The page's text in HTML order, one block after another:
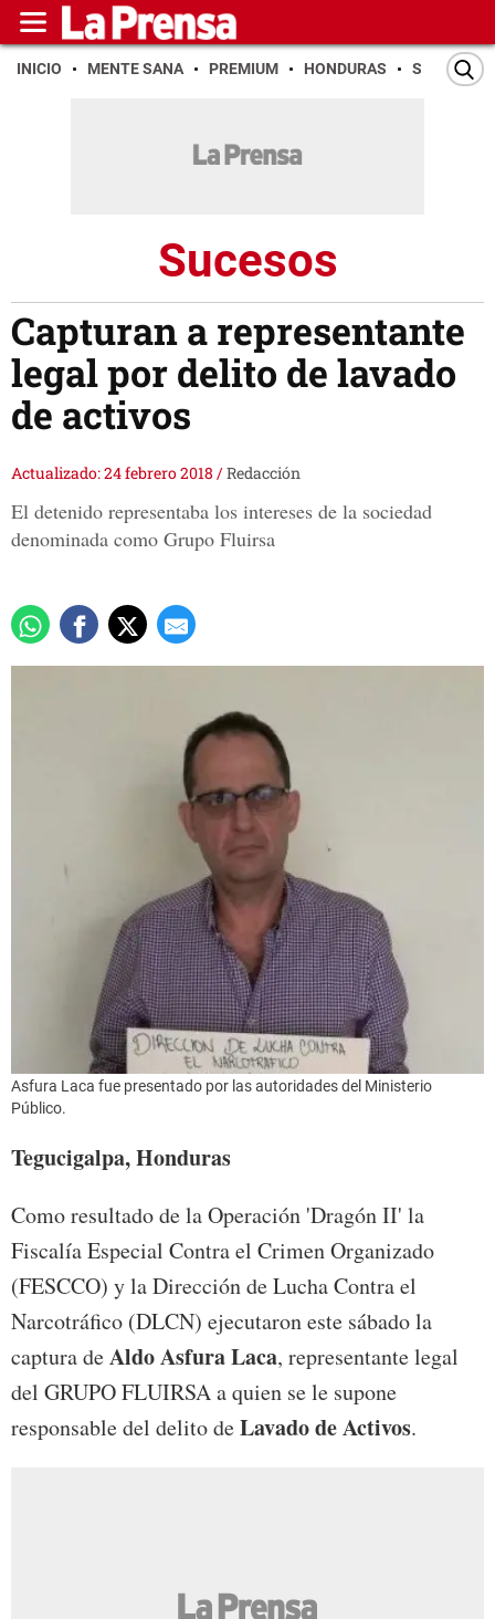
INICIO MENTE SANA PREMIUM HONDURAS SAN PEDRO
Sucesos
Capturan a representante
legal por delito de lavado
de activos
Actualizado: 24 febrero 2018 /Redacción
El detenido representaba los intereses de la sociedad
denominada como Grupo Fluirsa
Asfura Laca fue presentado por las autoridades del Ministerio
Público.
Tegucigalpa, Honduras
Como resultado de la Operación 'Dragón II' la
Fiscalía Especial Contra el Crimen Organizado
(FESCCO) y la Dirección de Lucha Contra el
Narcotráfico (DLCN) ejecutaron este sábado la
captura deAldo Asfura Laca, representante legal
del GRUPO FLUIRSA a quien se le supone
responsable del delito deLavado de Activos.